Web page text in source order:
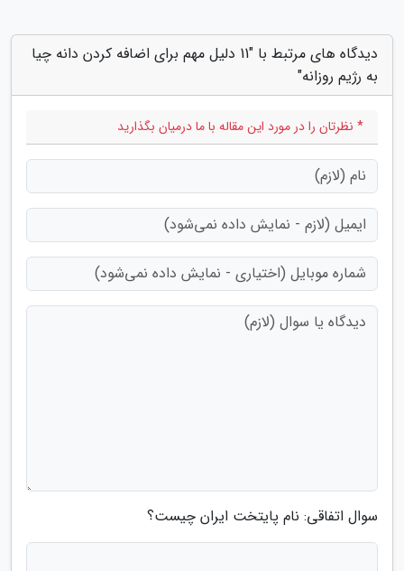
دیدگاه های مرتبط با "11 دلیل مهم برای اضافه کردن دانه چیا
به رژیم روزانه"
* نظرتان را در مورد این مقاله با ما درمیان بگذارید
سوال اتفاقی: نام پایتخت ایران چیست؟